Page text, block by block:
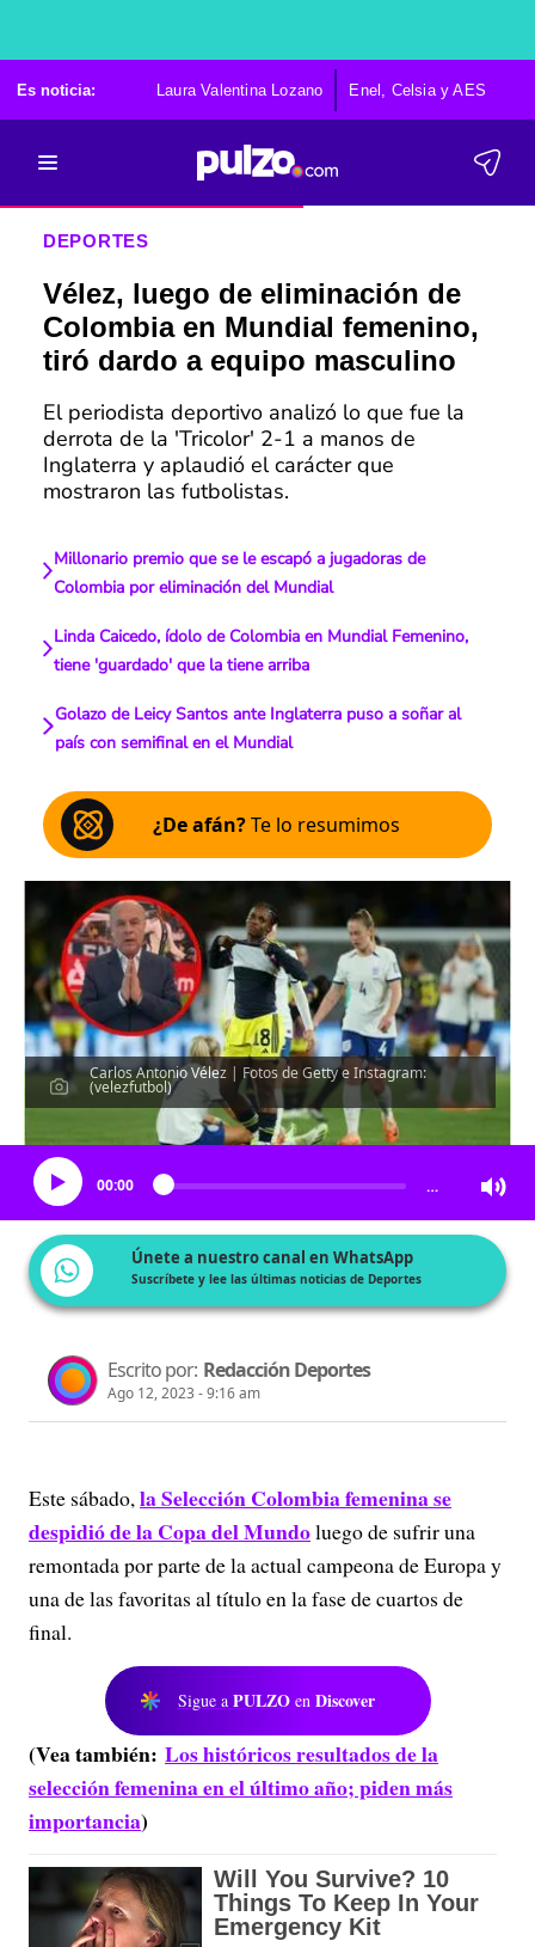
Es noticia: Laura Valentina Lozano Enel, Celsia y AES
DEPORTES
Vélez, luego de eliminación de
Colombia en Mundial femenino,
tiró dardo a equipo masculino
El periodista deportivo analizó lo que fue la
derrota de la 'Tricolor' 2-1 a manos de
Inglaterra y aplaudió el carácter que
mostraron las futbolistas.
Millonario premio que se le escapó a jugadoras de
Colombia por eliminación del Mundial
Linda Caicedo, ídolo de Colombia en Mundial Femenino,
tiene 'guardado' que la tiene arriba
Golazo de Leicy Santos ante Inglaterra puso a soñar al
país con semifinal en el Mundial
¿De afán?Te lo resumimos
Carlos Antonio Vélez | Fotos de Getty e Instagram:
(velezfutbol)
Escucha el artículo
00:00 …
Únete a nuestro canal en WhatsApp
Suscríbete y lee las últimas noticias de Deportes
Escrito por: Redacción Deportes
Ago 12, 2023 - 9:16 am
Este sábado,la Selección Colombia femenina se
despidió de la Copa del Mundoluego de sufrir una
remontada por parte de la actual campeona de Europa y
una de las favoritas al título en la fase de cuartos de
final.
Sigue a PULZO en Discover
(Vea también: Los históricos resultados de la
selección femenina en el último año; piden más
importancia)